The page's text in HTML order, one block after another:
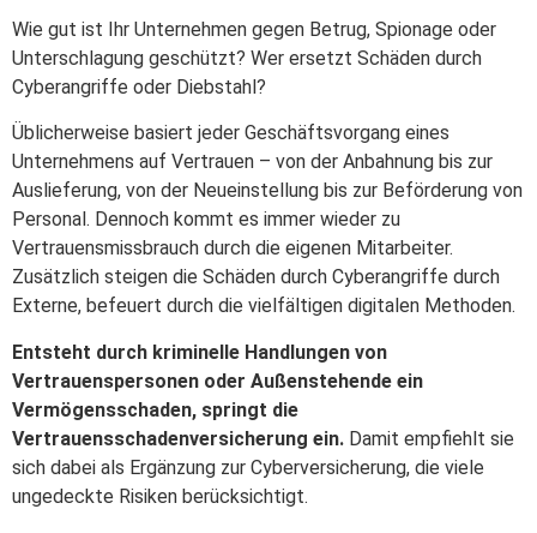
Wie gut ist Ihr Unternehmen gegen Betrug, Spionage oder
Unterschlagung geschützt? Wer ersetzt Schäden durch
Cyberangriffe oder Diebstahl?
Üblicherweise basiert jeder Geschäftsvorgang eines
Unternehmens auf Vertrauen – von der Anbahnung bis zur
Auslieferung, von der Neueinstellung bis zur Beförderung von
Personal. Dennoch kommt es immer wieder zu
Vertrauensmissbrauch durch die eigenen Mitarbeiter.
Zusätzlich steigen die Schäden durch Cyberangriffe durch
Externe, befeuert durch die vielfältigen digitalen Methoden.
Entsteht durch kriminelle Handlungen von
Vertrauenspersonen oder Außenstehende ein
Vermögensschaden, springt die
Vertrauensschadenversicherung ein. Damit empfiehlt sie
sich dabei als Ergänzung zur Cyberversicherung, die viele
ungedeckte Risiken berücksichtigt.